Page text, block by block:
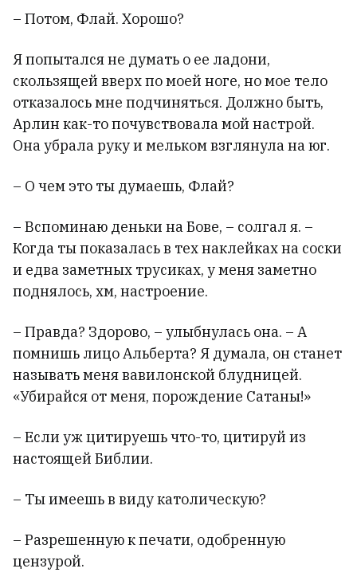
– Потом, Флай. Хорошо?
Я попытался не думать о ее ладони,
скользящей вверх по моей ноге, но мое тело
отказалось мне подчиняться. Должно быть,
Арлин как-то почувствовала мой настрой.
Она убрала руку и мельком взглянула на юг.
– О чем это ты думаешь, Флай?
– Вспоминаю деньки на Бове, – солгал я. –
Когда ты показалась в тех наклейках на соски
и едва заметных трусиках, у меня заметно
поднялось, хм, настроение.
– Правда? Здорово, – улыбнулась она. – А
помнишь лицо Альберта? Я думала, он станет
называть меня вавилонской блудницей.
«Убирайся от меня, порождение Сатаны!»
– Если уж цитируешь что-то, цитируй из
настоящей Библии.
– Ты имеешь в виду католическую?
– Разрешенную к печати, одобренную
цензурой.